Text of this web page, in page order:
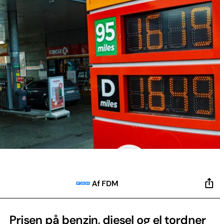
Af FDM
Prisen på benzin, diesel og el tordner